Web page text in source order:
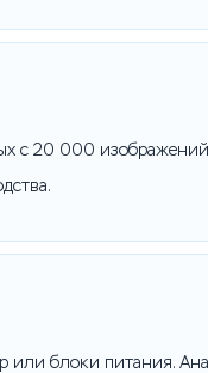
с 20 000
или блоки питания.